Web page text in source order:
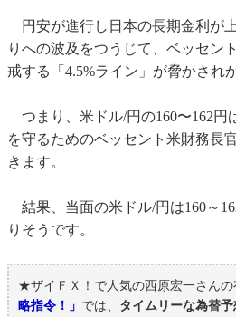
円安が進行し日本の長期金利が
りへの波及をつうじて、ベッセン
戒する「4.5%ライン」が脅かされ
つまり、米ドル/円の160〜162円
を守るためのベッセント米財務長
きます。
結果、当面の米ドル/円は160～
りそうです。
★ザイＦＸ！で人気の西原宏一さんの
略指令！」 では、 タイムリーな為替